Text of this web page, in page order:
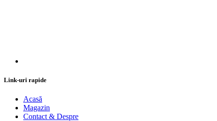
Link-uri rapide
Acasă
Magazin
Contact & Despre